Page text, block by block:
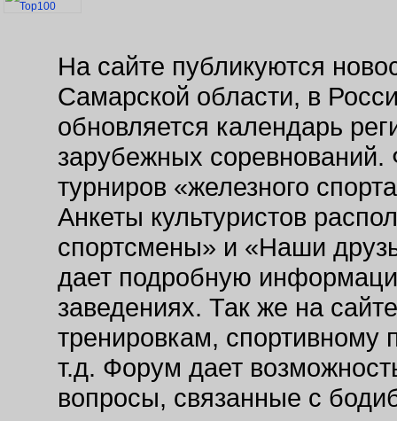
На сайте публикуются
Самарской области, в
обновляется календарь
зарубежных соревнований.
турниров «железного
Анкеты культуристов
спортсмены» и «Наши
дает подробную
заведениях. Так же на
тренировкам, спортивному
т.д. Форум дает
вопросы, связанные с